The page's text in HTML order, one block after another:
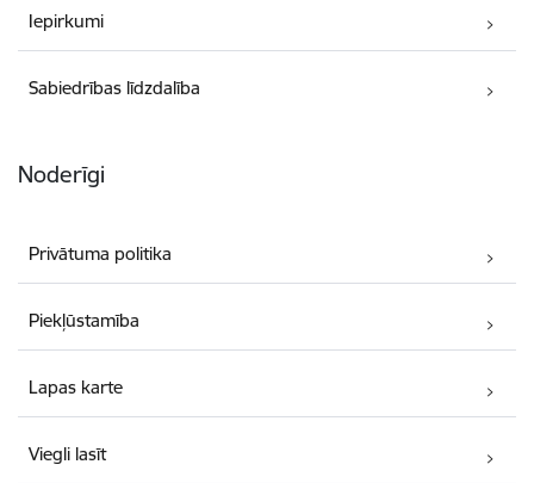
Iepirkumi
Sabiedrības līdzdalība
Noderīgi
Privātuma politika
Piekļūstamība
Lapas karte
Viegli lasīt